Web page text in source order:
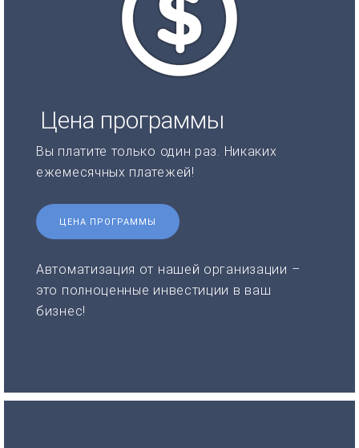
Цена программы
Вы платите только один раз. Никаких
ежемесячных платежей!
ЦЕНА ПРОГРАММЫ
Автоматизация от нашей организации –
это полноценные инвестиции в ваш
бизнес!